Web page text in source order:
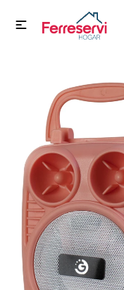

Herramientas y
Tecnología
Deportes